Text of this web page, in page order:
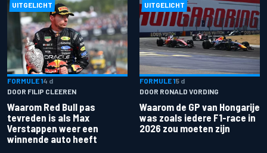
UITGELICHT
FORMULE 14 d
DOOR FILIP CLEEREN
Waarom Red Bull pas
tevreden is als Max
Verstappen weer een
winnende auto heeft
UITGELICHT
FORMULE 15 d
DOOR RONALD VORDING
Waarom de GP van Hongarije
was zoals iedere F1-race in
2026 zou moeten zijn